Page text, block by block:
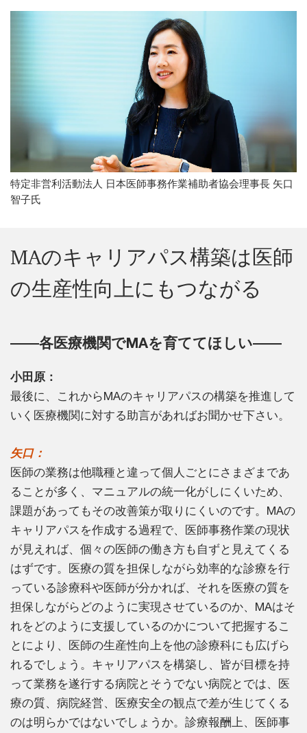
特定非営利活動法人 日本医師事務作業補助者協会理事長 矢口
智子氏
MAのキャリアパス構築は医師
の生産性向上にもつながる
――各医療機関でMAを育ててほしい――
小田原：
最後に、これからMAのキャリアパスの構築を推進して
いく医療機関に対する助言があればお聞かせ下さい。
矢口：
医師の業務は他職種と違って個人ごとにさまざまであ
ることが多く、マニュアルの統一化がしにくいため、
課題があってもその改善策が取りにくいのです。MAの
キャリアパスを作成する過程で、医師事務作業の現状
が見えれば、個々の医師の働き方も自ずと見えてくる
はずです。医療の質を担保しながら効率的な診療を行
っている診療科や医師が分かれば、それを医療の質を
担保しながらどのように実現させているのか、MAはそ
れをどのように支援しているのかについて把握するこ
とにより、医師の生産性向上を他の診療科にも広げら
れるでしょう。キャリアパスを構築し、皆が目標を持
って業務を遂行する病院とそうでない病院とでは、医
療の質、病院経営、医療安全の観点で差が生じてくる
のは明らかではないでしょうか。診療報酬上、医師事